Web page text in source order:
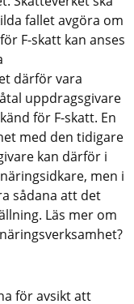
fallet avgöra om
F-skatt kan anses
därför vara
uppdragsgivare
för F-skatt. En
med den tidigare
kan därför i
men i
sådana att det
Läs mer om
för avsikt att